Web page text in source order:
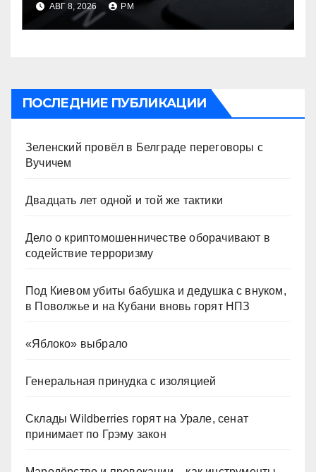
терроризму
АВГ 8, 2026 РМ
ПОСЛЕДНИЕ ПУБЛИКАЦИИ
Зеленский провёл в Белграде переговоры с
Вучичем
Двадцать лет одной и той же тактики
Дело о криптомошенничестве оборачивают в
содействие терроризму
Под Киевом убиты бабушка и дедушка с внуком,
в Поволжье и на Кубани вновь горят НПЗ
«Яблоко» выбрало
Генеральная принудка с изоляцией
Склады Wildberries горят на Урале, сенат
принимает по Грэму закон